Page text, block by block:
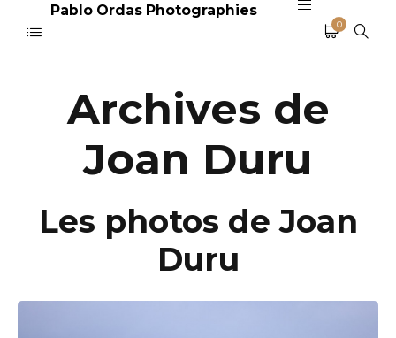
Pablo Ordas Photographies
0
Archives de
Joan Duru
Les photos de Joan
Duru